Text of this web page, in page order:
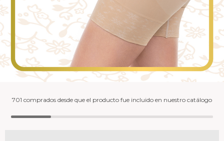
701 comprados desde que el producto fue incluido en nuestro catálogo